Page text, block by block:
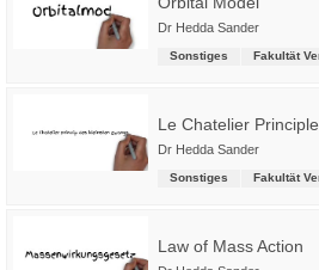
Dr Hedda Sander
Sonstiges
Le Chatelier Principle
Dr Hedda Sander
Sonstiges
Law of Mass Action